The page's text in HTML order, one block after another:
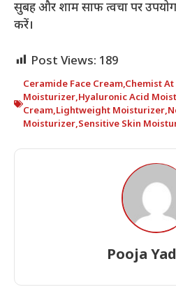
सुबह और शाम साफ त्वचा पर
करें।
Post Views: 189
Ceramide Face Cream,Chemist At
Moisturizer,Hyaluronic Acid
Cream,Lightweight Moisturizer,
Moisturizer,Sensitive Skin
Pooja